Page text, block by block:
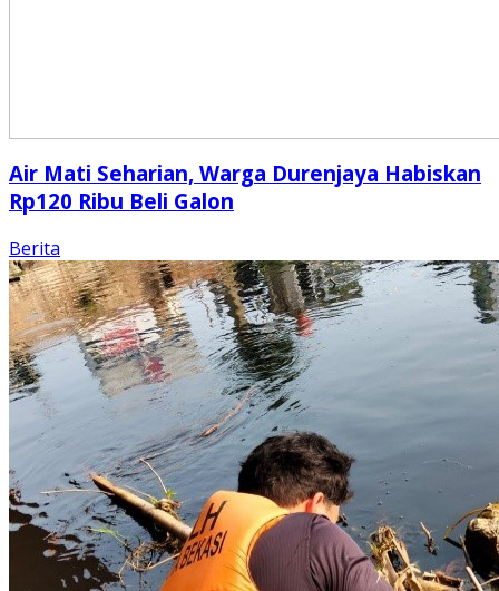
Air Mati Seharian, Warga Durenjaya Habiskan
Rp120 Ribu Beli Galon
Berita